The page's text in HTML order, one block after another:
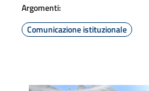
Argomenti:
Comunicazione istituzionale